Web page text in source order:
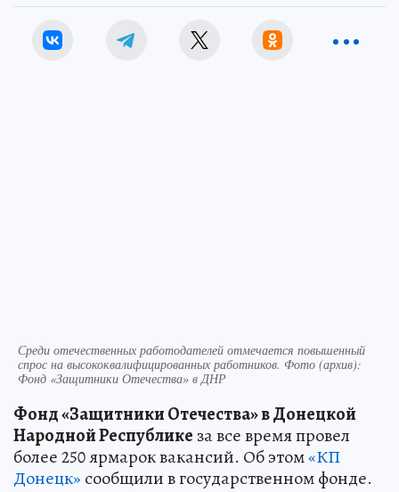
Среди отечественных работодателей отмечается повышенный
спрос на высококвалифицированных работников. Фото (архив):
Фонд «Защитники Отечества» в ДНР
Фонд «Защитники Отечества» в Донецкой
Народной Республике за все время провел
более 250 ярмарок вакансий. Об этом«КП
Донецк» сообщили в государственном фонде.